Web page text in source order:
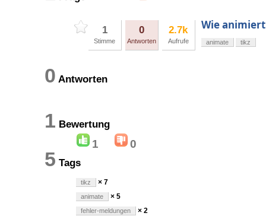
1
Stimme
0
Antworten
2.7k
Aufrufe
Wie
animate tikz
0 Antworten
1 Bewertung
1 0
5 Tags
tikz × 7
animate × 5
fehler-meldungen × 2